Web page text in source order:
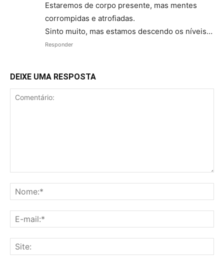
Estaremos de corpo presente, mas mentes
corrompidas e atrofiadas.
Sinto muito, mas estamos descendo os níveis…
Responder
DEIXE UMA RESPOSTA